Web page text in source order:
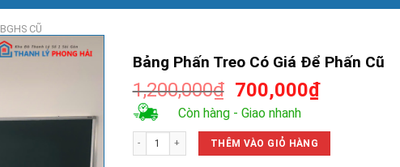
BGHS CŨ
Bảng Phấn Treo Có Giá Để Phấn Cũ
1,200,000₫ Giá
gốc
là:
1,200,000₫.
700,000₫Giá
tại
Còn hàng - Giao nhanh
Bảng Phấn Treo Có Giá Để Phấn Cũ số lượng
THÊM VÀO GIỎ HÀNG